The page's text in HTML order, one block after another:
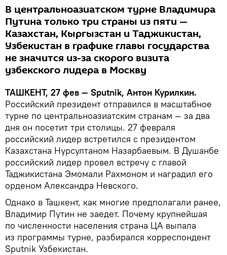
В центральноазиатском турне Владимира
Путина только три страны из пяти —
Казахстан, Кыргызстан и Таджикистан,
Узбекистан в графике главы государства
не значится из-за скорого визита
узбекского лидера в Москву
ТАШКЕНТ, 27 фев — Sputnik, Антон Курилкин.
Российский президент отправился в масштабное
турне по центральноазиатским странам — за два
дня он посетит три столицы. 27 февраля
российский лидер встретился с президентом
Казахстана Нурсултаном Назарбаевым. В Душанбе
российский лидер провел встречу с главой
Таджикистана Эмомали Рахмоном и наградил его
орденом Александра Невского.
Однако в Ташкент, как многие предполагали ранее,
Владимир Путин не заедет. Почему крупнейшая
по численности населения страна ЦА выпала
из программы турне, разбирался корреспондент
Sputnik Узбекистан.